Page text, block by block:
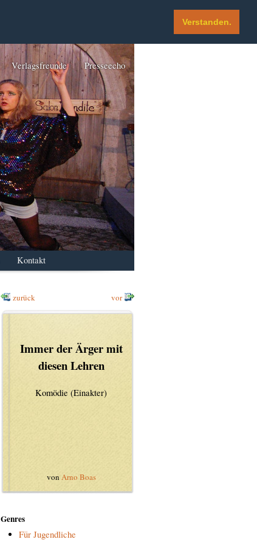
Verstanden.
Verlagsfreunde Presseecho
Kontakt
zurück vor
Immer der Ärger mit
diesen Lehren
Komödie (Einakter)
von Arno Boas
Genres
Für Jugendliche